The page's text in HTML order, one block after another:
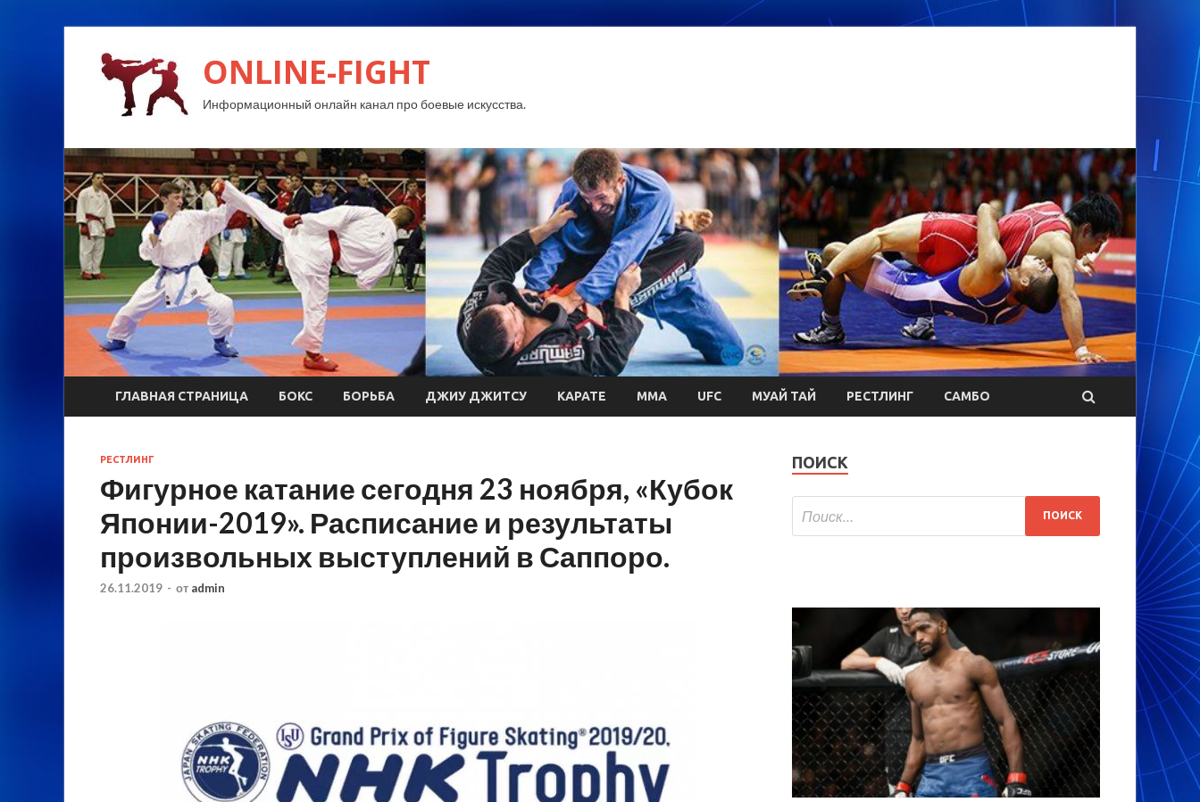
ONLINE-FIGHT
Информационный онлайн канал про боевые искусства.
ГЛАВНАЯ СТРАНИЦА БОКС БОРЬБА ДЖИУ ДЖИТСУ КАРАТЕ MMA UFC МУАЙ ТАЙ РЕСТЛИНГ САМБО
РЕСТЛИНГ
Фигурное катание сегодня 23 ноября, «Кубок
Японии-2019». Расписание и результаты
произвольных выступлений в Саппоро.
26.11.2019 - от admin
ПОИСК